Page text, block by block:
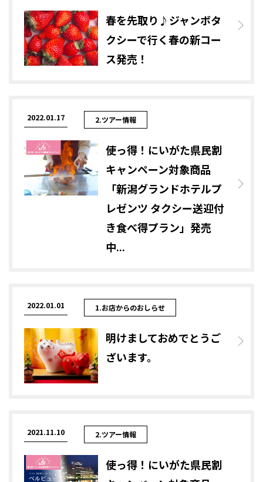
春を先取り♪ジャンボタ
クシーで行く春の新コー
ス発売！
2022.01.17 2.ツアー情報
使っ得！にいがた県民割
キャンペーン対象商品
「新潟グランドホテルプ
レゼンツ タクシー送迎付
き食べ得プラン」発売
中...
2022.01.01 1.お店からのおしらせ
明けましておめでとうご
ざいます。
2021.11.10 2.ツアー情報
使っ得！にいがた県民割